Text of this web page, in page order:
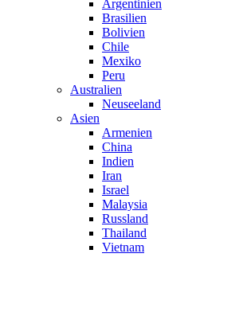
Argentinien
Brasilien
Bolivien
Chile
Mexiko
Peru
Australien
Neuseeland
Asien
Armenien
China
Indien
Iran
Israel
Malaysia
Russland
Thailand
Vietnam